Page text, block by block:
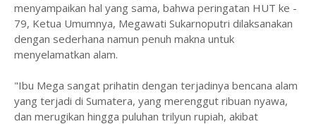
menyampaikan hal yang sama, bahwa peringatan HUT ke -
79, Ketua Umumnya, Megawati Sukarnoputri dilaksanakan
dengan sederhana namun penuh makna untuk
menyelamatkan alam.
"Ibu Mega sangat prihatin dengan terjadinya bencana alam
yang terjadi di Sumatera, yang merenggut ribuan nyawa,
dan merugikan hingga puluhan trilyun rupiah, akibat